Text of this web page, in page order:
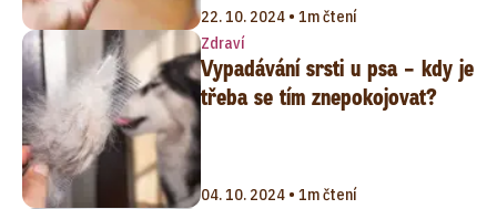
22. 10. 2024 • 1m čtení
Zdraví
Vypadávání srsti u psa – kdy je
třeba se tím znepokojovat?
04. 10. 2024 • 1m čtení